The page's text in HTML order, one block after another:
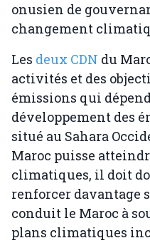
onusien de
changement
Les deux CDN du
activités et des
émissions qui
développement des
situé au Sahara
Maroc puisse
climatiques, il doit
renforcer davantage
conduit le Maroc à
plans climatiques